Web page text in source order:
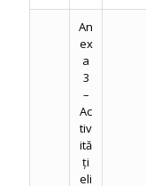
An
ex
a
3
–
Ac
tiv
ită
ți
eli